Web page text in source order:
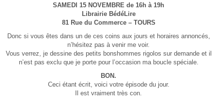
SAMEDI 15 NOVEMBRE de 16h à 19h
Librairie BédéLire
81 Rue du Commerce – TOURS
Donc si vous êtes dans un de ces coins aux jours et horaires annoncés,
n’hésitez pas à venir me voir.
Vous verrez, je dessine des petits bonshommes rigolos sur demande et il
n’est pas exclu que je porte pour l’occasion ma boucle spéciale.
BON.
Ceci étant écrit, voici votre épisode du jour.
Il est vraiment très con.